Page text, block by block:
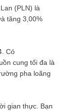
(PLN) là
tăng 3,00%
. Có
cung tối đa là
pha loãng
gian thực. Bạn